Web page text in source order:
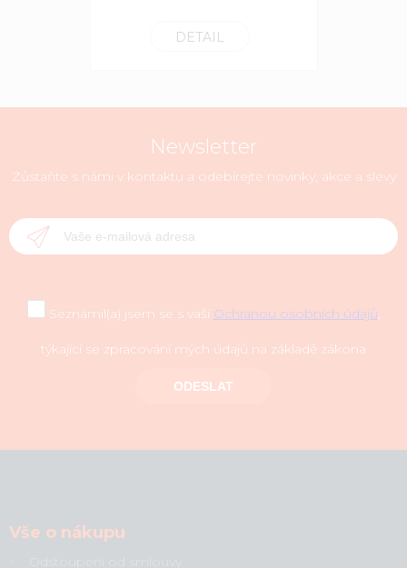
DETAIL
Newsletter
Zůstaňte s námi v kontaktu a odebírejte novinky, akce a slevy
Seznámil(a) jsem se s vaší Ochranou osobních údajů,
týkající se zpracování mých údajů na základě zákona
ODESLAT
Vše o nákupu